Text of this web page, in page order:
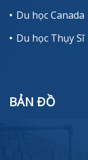
Du học Canada
Du học Thụy Sĩ
BẢN ĐỒ